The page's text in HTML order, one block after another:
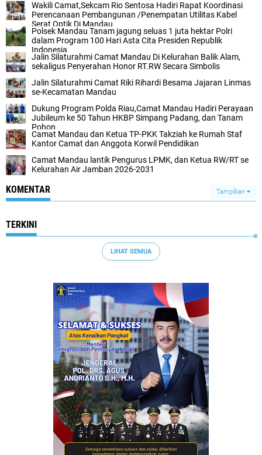
Wakili Camat,Sekcam Rio Sentosa Hadiri Rapat Koordinasi
Perencanaan Pembangunan /Penempatan Utilitas Kabel
Serat Optik Di Mandau
Polsek Mandau Tanam jagung seluas 1 juta hektar Polri
dalam Program 100 Hari Asta Cita Presiden Republik
Indonesia
Jalin Silaturahmi Camat Mandau Di Kelurahan Balik Alam,
sekaligus Penyerahan Honor RT.RW Secara Simbolis
Jalin Silaturahmi Camat Riki Rihardi Besama Jajaran Linmas
se-Kecamatan Mandau
Dukung Program Polda Riau,Camat Mandau Hadiri Perayaan
Jubileum ke 50 Tahun HKBP Simpang Padang, dan Tanam
Pohon
Camat Mandau dan Ketua TP-PKK Takziah ke Rumah Staf
Kantor Camat dan Anggota Korwil Pendidikan
Camat Mandau lantik Pengurus LPMK, dan Ketua RW/RT se
Kelurahan Air Jamban 2026-2031
KOMENTAR Tampilkan
TERKINI
LIHAT SEMUA